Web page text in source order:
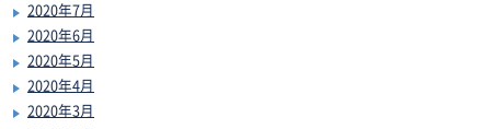
2020年7月
2020年6月
2020年5月
2020年4月
2020年3月